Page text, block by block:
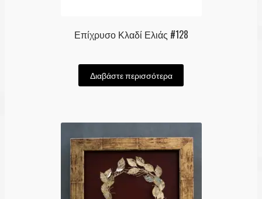
Επίχρυσο Κλαδί Ελιάς #128
Διαβάστε περισσότερα